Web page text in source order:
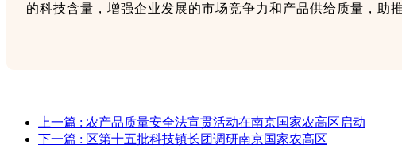
的科技含量，增强企业发展的市场竞争力和产品供给质量，助
上一篇 : 农产品质量安全法宣贯活动在南京国家农高区启动
下一篇 : 区第十五批科技镇长团调研南京国家农高区